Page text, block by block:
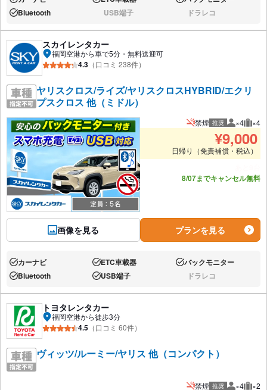
あり: あり: あり:
あり:Bluetooth なし:USB端子 なし:ドラレコ
スカイレンタカー
福岡空港から車で5分・無料送迎可
4.3 （口コミ 238件）
ヤリスクロス/ライズ/ヤリスクロスHYBRID/エクリ
プスクロス 他（ミドル）
画像を見る
禁煙 推奨 推奨人数
×4 推
×4
¥9,000
日帰り（免責補償・税込）
8/07までキャンセル無料
プランを見る
あり:カーナビ あり:ETC車載器 あり:バックモニター
あり:Bluetooth あり:USB端子 なし:ドラレコ
トヨタレンタカー
福岡空港から徒歩3分
4.5 （口コミ 60件）
ヴィッツ/ルーミー/ヤリス 他（コンパクト）
禁煙 推奨 ×4 ×2